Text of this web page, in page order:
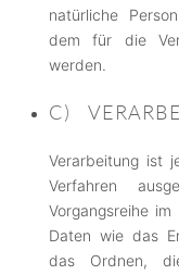
natürliche
dem für die
werden.
C)
Verarbeitung ist
Verfahren
Vorgangsreihe
Daten wie das
das Ordnen,